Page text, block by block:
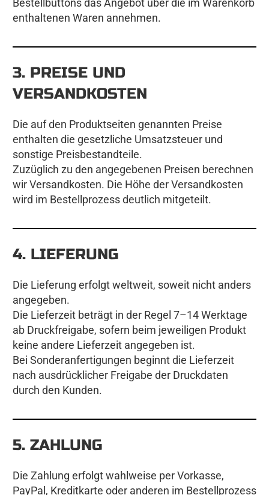
Bestellbuttons das Angebot über die im Warenkorb
enthaltenen Waren annehmen.
3. PREISE UND
VERSANDKOSTEN
Die auf den Produktseiten genannten Preise
enthalten die gesetzliche Umsatzsteuer und
sonstige Preisbestandteile.
Zuzüglich zu den angegebenen Preisen berechnen
wir Versandkosten. Die Höhe der Versandkosten
wird im Bestellprozess deutlich mitgeteilt.
4. LIEFERUNG
Die Lieferung erfolgt weltweit, soweit nicht anders
angegeben.
Die Lieferzeit beträgt in der Regel 7–14 Werktage
ab Druckfreigabe, sofern beim jeweiligen Produkt
keine andere Lieferzeit angegeben ist.
Bei Sonderanfertigungen beginnt die Lieferzeit
nach ausdrücklicher Freigabe der Druckdaten
durch den Kunden.
5. ZAHLUNG
Die Zahlung erfolgt wahlweise per Vorkasse,
PayPal, Kreditkarte oder anderen im Bestellprozess